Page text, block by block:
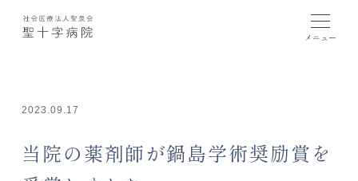
2023.09.17
当院の薬剤師が鍋島学術奨励賞を